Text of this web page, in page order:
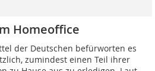
Homeoffice
der Deutschen befürworten es
zumindest einen Teil ihrer